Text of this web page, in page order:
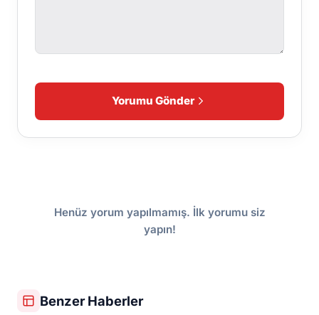
Yorumu Gönder
Henüz yorum yapılmamış. İlk yorumu siz
yapın!
Benzer Haberler